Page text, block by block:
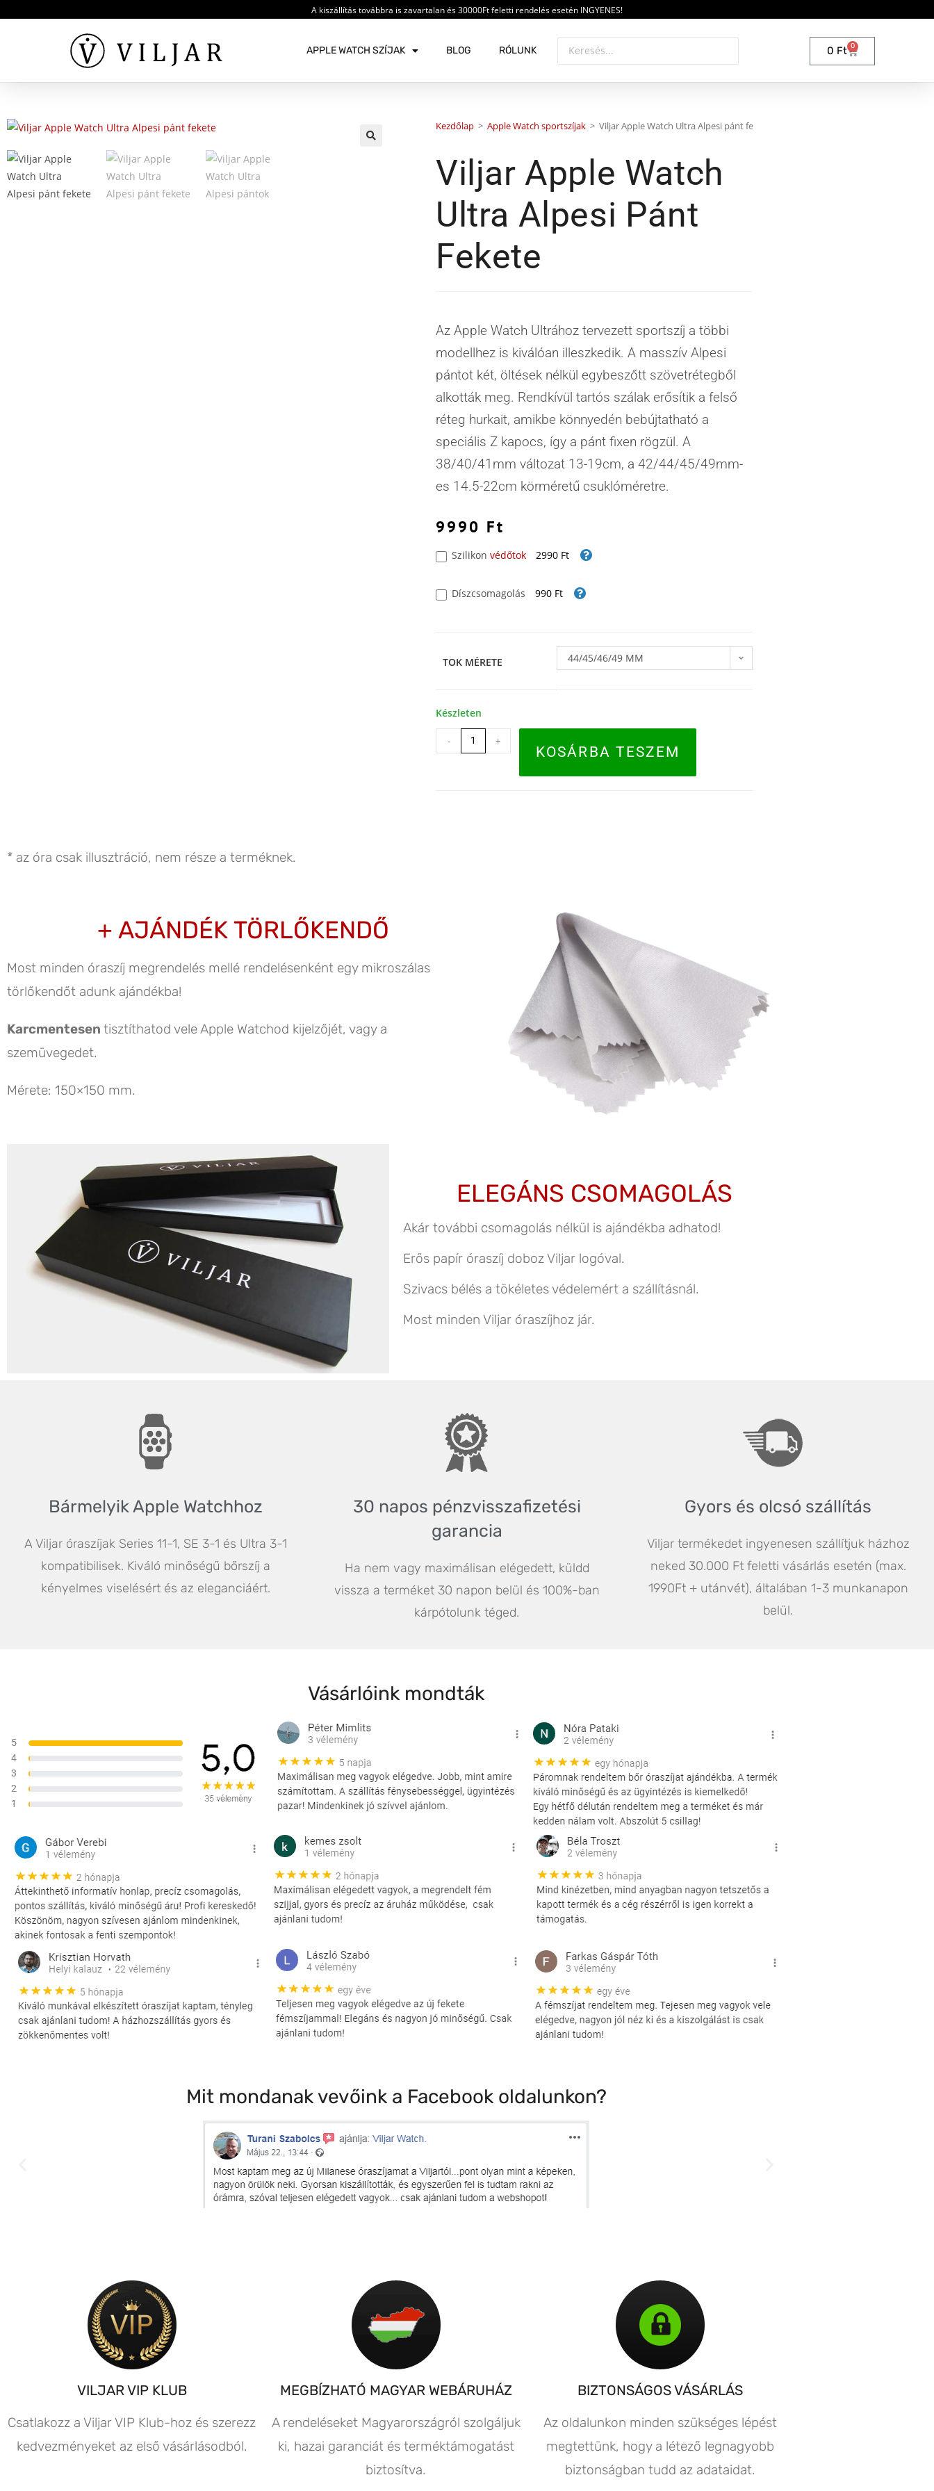
A kiszállítás továbbra is zavartalan és 30000Ft feletti rendelés esetén INGYENES!
APPLE WATCH SZÍJAK BLOG RÓLUNK 0 Ft 0
Kezdőlap > Apple Watch sportszíjak > Viljar Apple Watch Ultra Alpesi pánt fekete
Viljar Apple Watch
Ultra Alpesi Pánt
Fekete
Az Apple Watch Ultrához tervezett sportszíj a többi
modellhez is kiválóan illeszkedik. A masszív Alpesi
pántot két, öltések nélkül egybe­szőtt szövet­rétegből
alkották meg. Rendkívül tartós szálak erősítik a felső
réteg hurkait, amikbe könnyedén bebújtatható a
speciális Z kapocs, így a pánt fixen rögzül. A
38/40/41mm változat 13-19cm, a 42/44/45/49mm-
es 14.5-22cm körméretű csuklóméretre.
9990 Ft
Szilikon védőtok 2990 Ft
Díszcsomagolás 990 Ft
TOK MÉRETE 44/45/46/49 MM
Készleten
- +
KOSÁRBA TESZEM
* az óra csak illusztráció, nem része a terméknek.
+ AJÁNDÉK TÖRLŐKENDŐ
Most minden óraszíj megrendelés mellé rendelésenként egy mikroszálas
törlőkendőt adunk ajándékba!
Karcmentesen tisztíthatod vele Apple Watchod kijelzőjét, vagy a
szemüvegedet.
Mérete: 150×150 mm.
ELEGÁNS CSOMAGOLÁS
Akár további csomagolás nélkül is ajándékba adhatod!
Erős papír óraszíj doboz Viljar logóval.
Szivacs bélés a tökéletes védelemért a szállításnál.
Most minden Viljar óraszíjhoz jár.
Bármelyik Apple Watchhoz
A Viljar óraszíjak Series 11-1, SE 3-1 és Ultra 3-1
kompatibilisek. Kiváló minőségű bőrszíj a
kényelmes viselésért és az eleganciáért.
30 napos pénzvisszafizetési
garancia
Ha nem vagy maximálisan elégedett, küldd
vissza a terméket 30 napon belül és 100%-ban
kárpótolunk téged.
Gyors és olcsó szállítás
Viljar termékedet ingyenesen szállítjuk házhoz
neked 30.000 Ft feletti vásárlás esetén (max.
1990Ft + utánvét), általában 1-3 munkanapon
belül.
Vásárlóink mondták
Mit mondanak vevőink a Facebook oldalunkon?
VILJAR VIP KLUB
Csatlakozz a Viljar VIP Klub-hoz és szerezz
kedvezményeket az első vásárlásodból.
MEGBÍZHATÓ MAGYAR WEBÁRUHÁZ
A rendeléseket Magyarországról szolgáljuk
ki, hazai garanciát és terméktámogatást
biztosítva.
BIZTONSÁGOS VÁSÁRLÁS
Az oldalunkon minden szükséges lépést
megtettünk, hogy a létező legnagyobb
biztonságban tudd az adataidat.